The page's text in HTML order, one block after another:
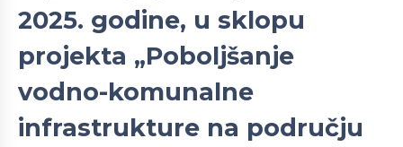
2025. godine, u sklopu
projekta „Poboljšanje
vodno-komunalne
infrastrukture na području